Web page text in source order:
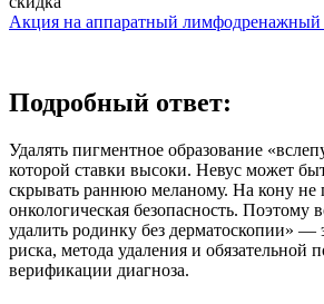
Акция на аппаратный лимфодренажный
Подробный ответ:
Удалять пигментное образование
которой ставки высоки. Невус может
скрывать раннюю меланому. На кону не
онкологическая безопасность. Поэтому
удалить родинку без дерматоскопии» —
риска, метода удаления и обязательной
верификации диагноза.